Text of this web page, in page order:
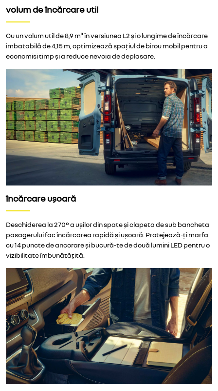
volum de încărcare util
Cu un volum util de 8,9 m³ în versiunea L2 și o lungime de încărcare
imbatabilă de 4,15 m, optimizează spațiul de birou mobil pentru a
economisi timp și a reduce nevoia de deplasare.
încărcare ușoară
Deschiderea la 270° a ușilor din spate și clapeta de sub bancheta
pasagerului fac încărcarea rapidă și ușoară. Protejează-ți marfa
cu 14 puncte de ancorare și bucură-te de două lumini LED pentru o
vizibilitate îmbunătățită.